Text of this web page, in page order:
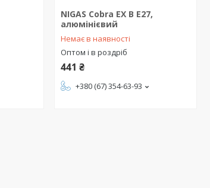
NIGAS Cobra EX B E27,
алюмінієвий
Немає в наявності
Оптом і в роздріб
441 ₴
+380 (67) 354-63-93